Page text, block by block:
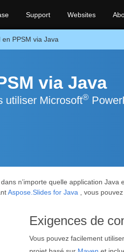
Support Websites
PPSM via Java
via Java
utiliser Microsoft®
n’importe quelle application
Aspose.Slides for Java , vous
Exigences de
Vous pouvez facilement